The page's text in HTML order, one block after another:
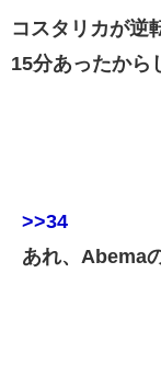
コスタリカが逆
15分あったから
>>34
あれ、Abema